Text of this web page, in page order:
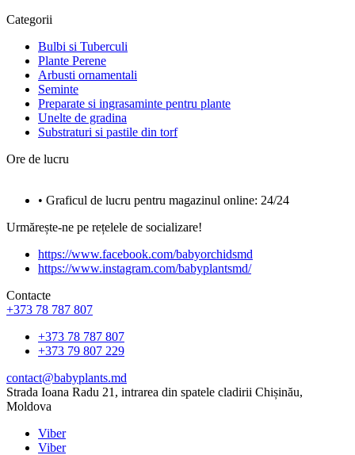
Categorii
Bulbi si Tuberculi
Plante Perene
Arbusti ornamentali
Seminte
Preparate si ingrasaminte pentru plante
Unelte de gradina
Substraturi si pastile din torf
Ore de lucru
• Graficul de lucru pentru magazinul online: 24/24
Urmărește-ne pe rețelele de socializare!
https://www.facebook.com/babyorchidsmd
https://www.instagram.com/babyplantsmd/
Contacte
+373 78 787 807
+373 78 787 807
+373 79 807 229
contact@babyplants.md
Strada Ioana Radu 21, intrarea din spatele cladirii Chișinău,
Moldova
Viber
Viber